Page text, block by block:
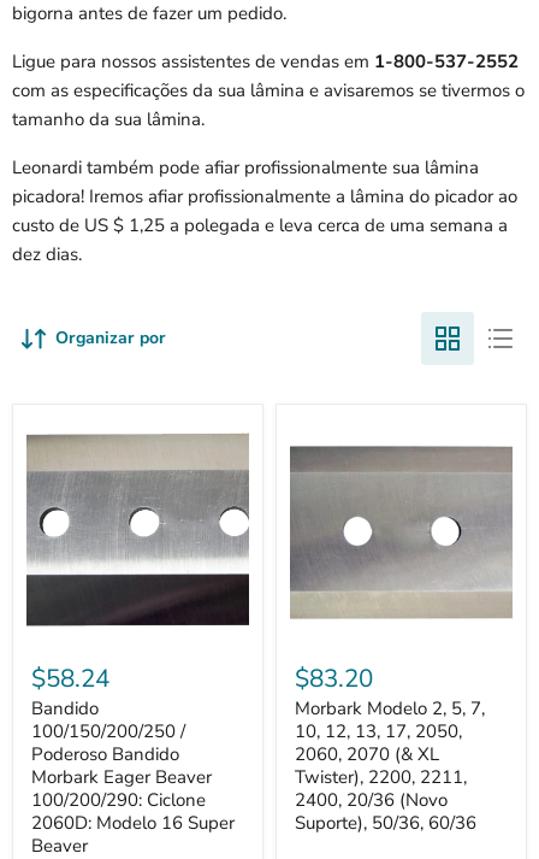
bigorna antes de fazer um pedido.
Ligue para nossos assistentes de vendas em 1-800-537-2552
com as especificações da sua lâmina e avisaremos se tivermos o
tamanho da sua lâmina.
Leonardi também pode afiar profissionalmente sua lâmina
picadora! Iremos afiar profissionalmente a lâmina do picador ao
custo de US $ 1,25 a polegada e leva cerca de uma semana a
dez dias.
Organizar por
100/150/200/250
Poderoso
Bandido
Morbark
Eager
Beaver
100/200/290:
Super
Beaver
$58.24
Bandido
100/150/200/250 /
Poderoso Bandido
Morbark Eager Beaver
100/200/290: Ciclone
2060D: Modelo 16 Super
Beaver
Modelo
13,
2050,
2060,
XL
Twister),
2200,
2211,
2400,
20/36
(Novo
Suporte),
50/36,
$83.20
Morbark Modelo 2, 5, 7,
10, 12, 13, 17, 2050,
2060, 2070 (& XL
Twister), 2200, 2211,
2400, 20/36 (Novo
Suporte), 50/36, 60/36